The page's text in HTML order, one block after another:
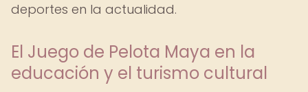
deportes en la actualidad.
El Juego de Pelota Maya en la
educación y el turismo cultural